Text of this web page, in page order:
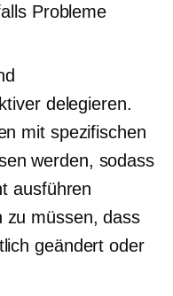
Probleme
delegieren.
mit spezifischen
werden, sodass
ausführen
zu müssen, dass
geändert oder